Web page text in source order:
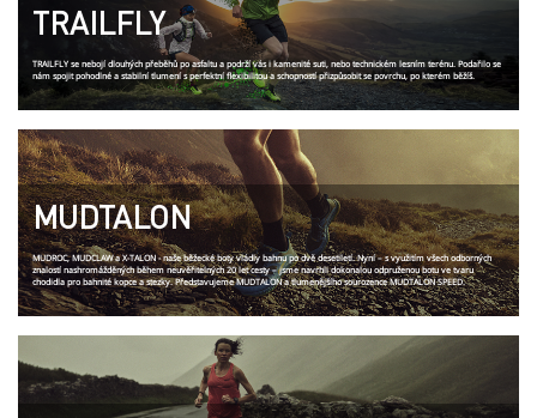
TRAILFLY
TRAILFLY se nebojí dlouhých přeběhů po asfaltu a podrží vás i kamenité suti, nebo technickém lesním terénu. Podařilo se
nám spojit pohodlné a stabilní tlumení s perfektní flexibilitou a schopností přizpůsobit se povrchu, po kterém běžíš.
MUDTALON
MUDROC, MUDCLAW a X-TALON - naše běžecké boty vládly bahnu po dvě desetiletí. Nyní – s využitím všech odborných
znalostí nashromážděných během neuvěřitelných 20 let cesty – jsme navrhli dokonalou odpruženou botu ve tvaru
chodidla pro bahnité kopce a stezky. Představujeme MUDTALON a tlumenějšího sourozence MUDTALON SPEED.